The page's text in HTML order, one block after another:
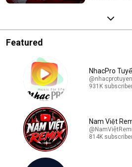
Featured
NhacPro
931K
Nam Việt
814K